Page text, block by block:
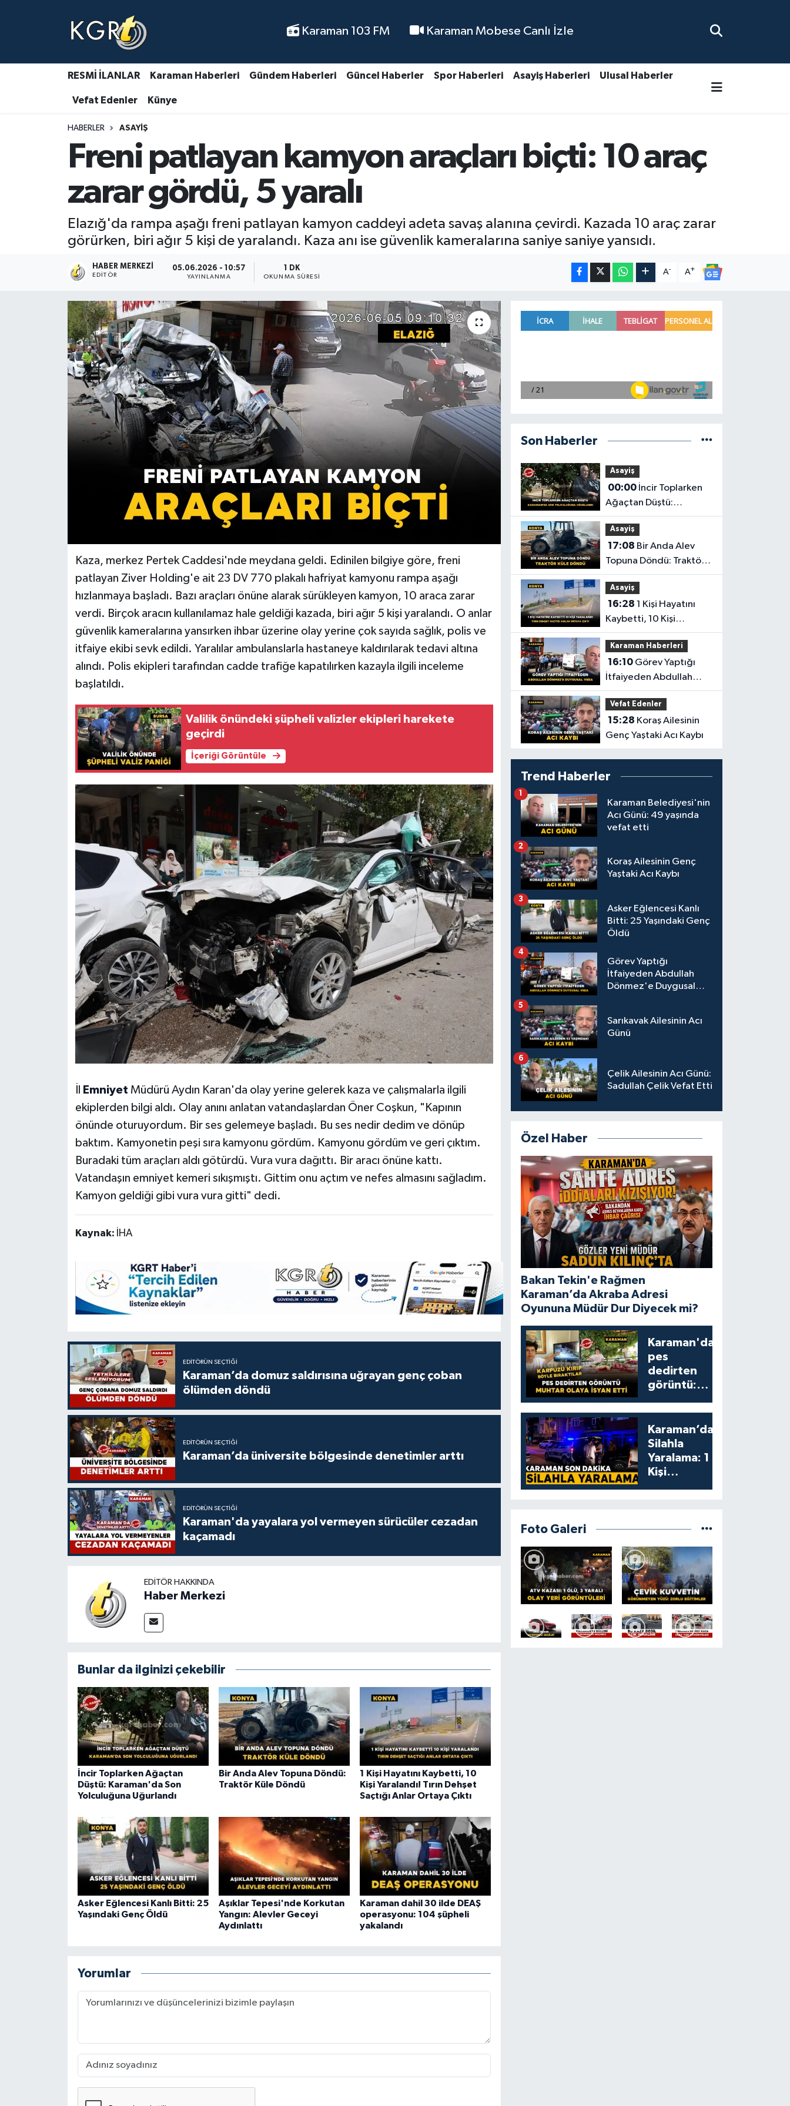
Karaman 103 FM Karaman Mobese Canlı İzle
RESMİ İLANLAR Karaman Haberleri Gündem Haberleri Güncel Haberler Spor Haberleri Asayiş Haberleri Ulusal Haberler
Vefat Edenler Künye
HABERLER ASAYIŞ
Freni patlayan kamyon araçları biçti: 10 araç
zarar gördü, 5 yaralı
Elazığ'da rampa aşağı freni patlayan kamyon caddeyi adeta savaş alanına çevirdi. Kazada 10 araç zarar
görürken, biri ağır 5 kişi de yaralandı. Kaza anı ise güvenlik kameralarına saniye saniye yansıdı.
HABER MERKEZI
EDITÖR
05.06.2026 - 10:57
YAYINLANMA
1 DK
OKUNMA SÜRESI
A- A+
Kaza, merkez Pertek Caddesi'nde meydana geldi. Edinilen bilgiye göre, freni
patlayan Ziver Holding'e ait 23 DV 770 plakalı hafriyat kamyonu rampa aşağı
hızlanmaya başladı. Bazı araçları önüne alarak sürükleyen kamyon, 10 araca zarar
verdi. Birçok aracın kullanılamaz hale geldiği kazada, biri ağır 5 kişi yaralandı. O anlar
güvenlik kameralarına yansırken ihbar üzerine olay yerine çok sayıda sağlık, polis ve
itfaiye ekibi sevk edildi. Yaralılar ambulanslarla hastaneye kaldırılarak tedavi altına
alındı. Polis ekipleri tarafından cadde trafiğe kapatılırken kazayla ilgili inceleme
başlatıldı.
Valilik önündeki şüpheli valizler ekipleri harekete
geçirdi
İçeriği Görüntüle
Emniyet Müdürü Aydın Karan'da olay yerine gelerek kaza ve çalışmalarla ilgili
ekiplerden bilgi aldı. Olay anını anlatan vatandaşlardan Öner Coşkun, "Kapının
önünde oturuyordum. Bir ses gelemeye başladı. Bu ses nedir dedim ve dönüp
baktım. Kamyonetin peşi sıra kamyonu gördüm. Kamyonu gördüm ve geri çıktım.
Buradaki tüm araçları aldı götürdü. Vura vura dağıttı. Bir aracı önüne kattı.
Vatandaşın emniyet kemeri sıkışmıştı. Gittim onu açtım ve nefes almasını sağladım.
Kamyon geldiği gibi vura vura gitti" dedi.
Kaynak: İHA
EDITÖRÜN SEÇTIĞI
Karaman’da domuz saldırısına uğrayan genç çoban
ölümden döndü
EDITÖRÜN SEÇTIĞI
Karaman’da üniversite bölgesinde denetimler arttı
EDITÖRÜN SEÇTIĞI
Karaman'da yayalara yol vermeyen sürücüler cezadan
kaçamadı
EDITÖR HAKKINDA
Haber Merkezi
Bunlar da ilginizi çekebilir
İncir Toplarken Ağaçtan
Düştü: Karaman'da Son
Yolculuğuna Uğurlandı
Bir Anda Alev Topuna Döndü:
Traktör Küle Döndü
1 Kişi Hayatını Kaybetti, 10
Kişi Yaralandı! Tırın Dehşet
Saçtığı Anlar Ortaya Çıktı
Asker Eğlencesi Kanlı Bitti: 25
Yaşındaki Genç Öldü
Aşıklar Tepesi'nde Korkutan
Yangın: Alevler Geceyi
Aydınlattı
Karaman dahil 30 ilde DEAŞ
operasyonu: 104 şüpheli
yakalandı
Yorumlar
Son Haberler
Asayiş
00:00İncir Toplarken
Ağaçtan Düştü:
Karaman'da Son
Yolculuğuna Uğurlandı
Asayiş
17:08
Topuna Döndü: Traktör
Küle Döndü
Asayiş
16:28
Kaybetti, 10 Kişi
Yaralandı! Tırın Dehşet
Saçtığı Anlar Ortaya
Çıktı
Karaman Haberleri
16:10Görev Yaptığı
İtfaiyeden Abdullah
Dönmez'e Duygusal
Veda
Vefat Edenler
15:28
Genç Yaştaki Acı Kaybı
Trend Haberler
Karaman Belediyesi'nin
Acı Günü: 49 yaşında
vefat etti
1
Koraş Ailesinin Genç
Yaştaki Acı Kaybı
2
Asker Eğlencesi Kanlı
Bitti: 25 Yaşındaki Genç
Öldü
3
Görev Yaptığı
İtfaiyeden Abdullah
Dönmez'e Duygusal
4
Sarıkavak Ailesinin Acı
Günü
5
Çelik Ailesinin Acı Günü:
Sadullah Çelik Vefat Etti
6
Özel Haber
Bakan Tekin'e Rağmen
Karaman’da Akraba Adresi
Oyununa Müdür Dur Diyecek mi?
Karaman'da
pes
dedirten
görüntü:
yumruklayıp
yediler,
artıklarını
kamelyada
bıraktılar
Karaman’da
Silahla
Yaralama: 1
Kişi
Foto Galeri
Karaman Haberleri
Gündem Haberleri
Güncel Haberler
Asayiş Haberleri
Ulusal Haberler
Vefat Edenler